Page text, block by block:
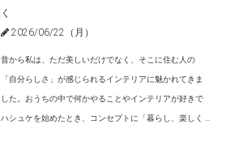
く
2026/06/22（月）
昔から私は、ただ美しいだけでなく、そこに住む人の
「自分らしさ」が感じられるインテリアに魅かれてきま
した。おうちの中で何かやることやインテリアが好きで
ハシュケを始めたとき、コンセプトに「暮らし、楽しく ...